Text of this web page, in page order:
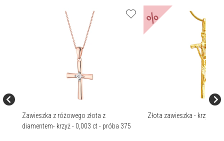
Zawieszka z różowego złota z
diamentem- krzyż - 0,003 ct - próba 375
%
Złota zawieszka - krzyż